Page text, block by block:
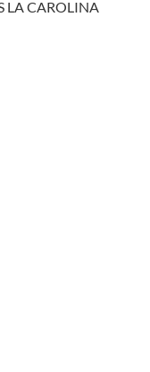
LA CAROLINA